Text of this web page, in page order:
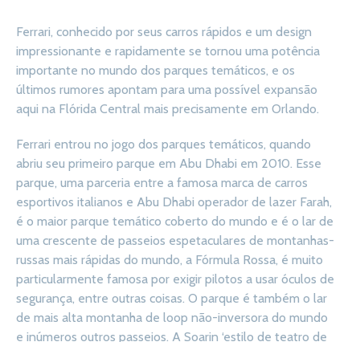
Ferrari, conhecido por seus carros rápidos e um design
impressionante e rapidamente se tornou uma potência
importante no mundo dos parques temáticos, e os
últimos rumores apontam para uma possível expansão
aqui na Flórida Central mais precisamente em Orlando.
Ferrari entrou no jogo dos parques temáticos, quando
abriu seu primeiro parque em Abu Dhabi em 2010. Esse
parque, uma parceria entre a famosa marca de carros
esportivos italianos e Abu Dhabi operador de lazer Farah,
é o maior parque temático coberto do mundo e é o lar de
uma crescente de passeios espetaculares de montanhas-
russas mais rápidas do mundo, a Fórmula Rossa, é muito
particularmente famosa por exigir pilotos a usar óculos de
segurança, entre outras coisas. O parque é também o lar
de mais alta montanha de loop não-inversora do mundo
e inúmeros outros passeios. A Soarin ‘estilo de teatro de